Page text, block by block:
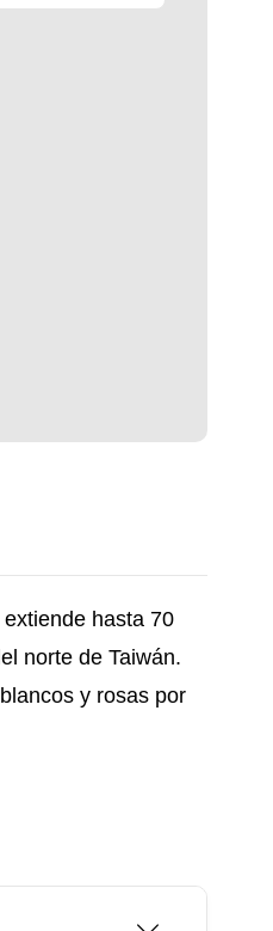
hasta 70
norte de Taiwán.
y rosas por